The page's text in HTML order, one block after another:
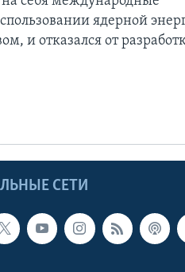
ядерной
и отказался от
СЕТИ